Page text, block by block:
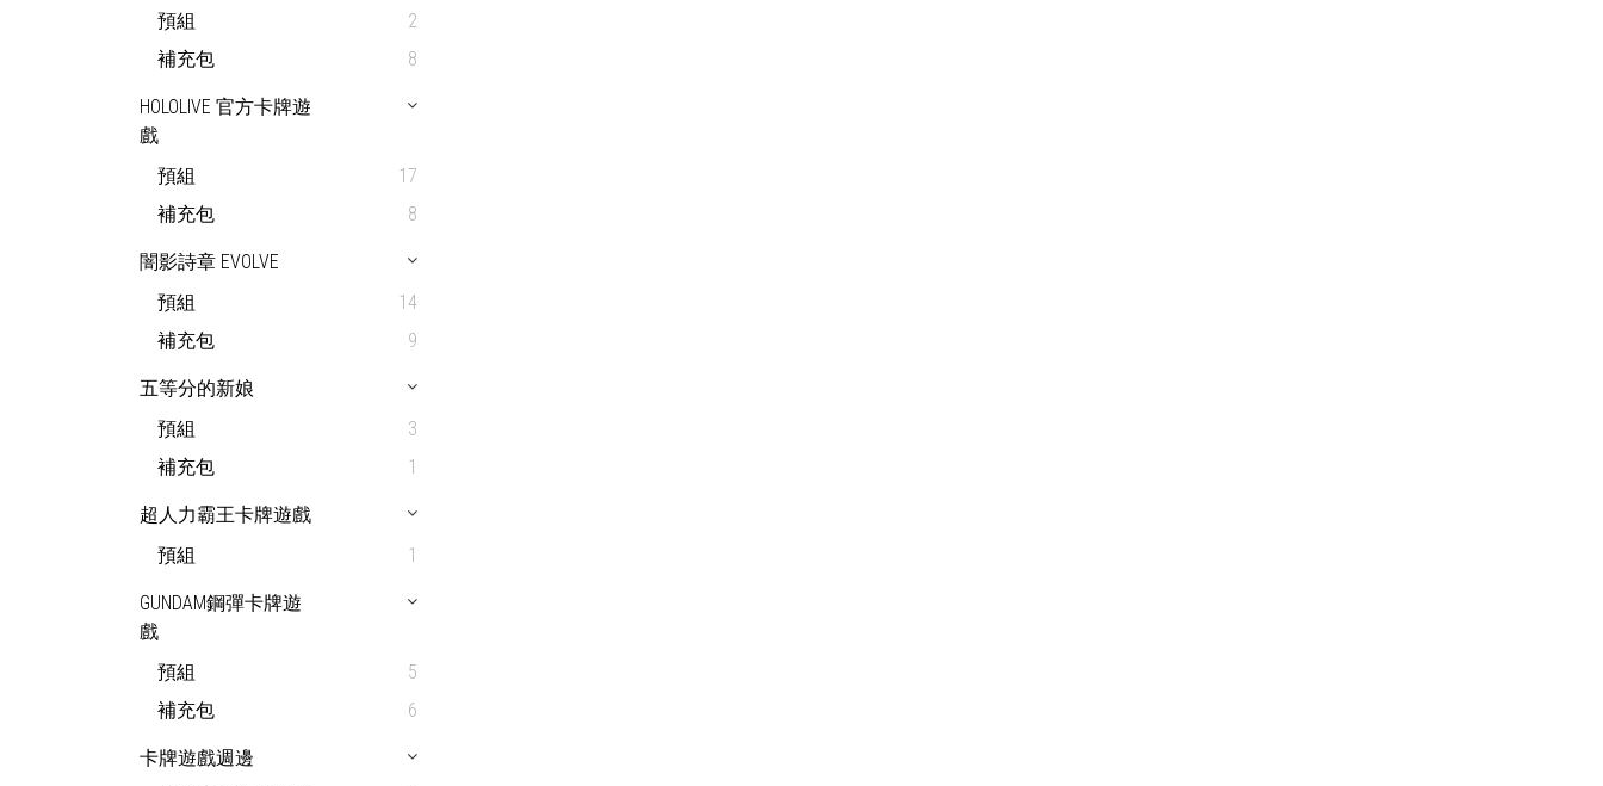
預組
2
補充包
8
HOLOLIVE 官方卡牌遊
戲
預組
17
補充包
8
闇影詩章 EVOLVE
預組
14
補充包
9
五等分的新娘
預組
3
補充包
1
超人力霸王卡牌遊戲
預組
1
GUNDAM鋼彈卡牌遊
戲
預組
5
補充包
6
卡牌遊戲週邊